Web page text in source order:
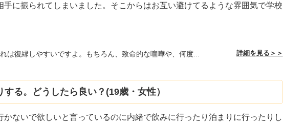
手に振られてしまいました。そこからはお互い避けてるような雰囲気で学校
は復縁しやすいですよ。もちろん、致命的な喧嘩や、何度... 詳細を見る＞＞
る。どうしたら良い？(19歳・女性）
かないで欲しいと言っているのに内緒で飲みに行ったり泊まりに行ったりし